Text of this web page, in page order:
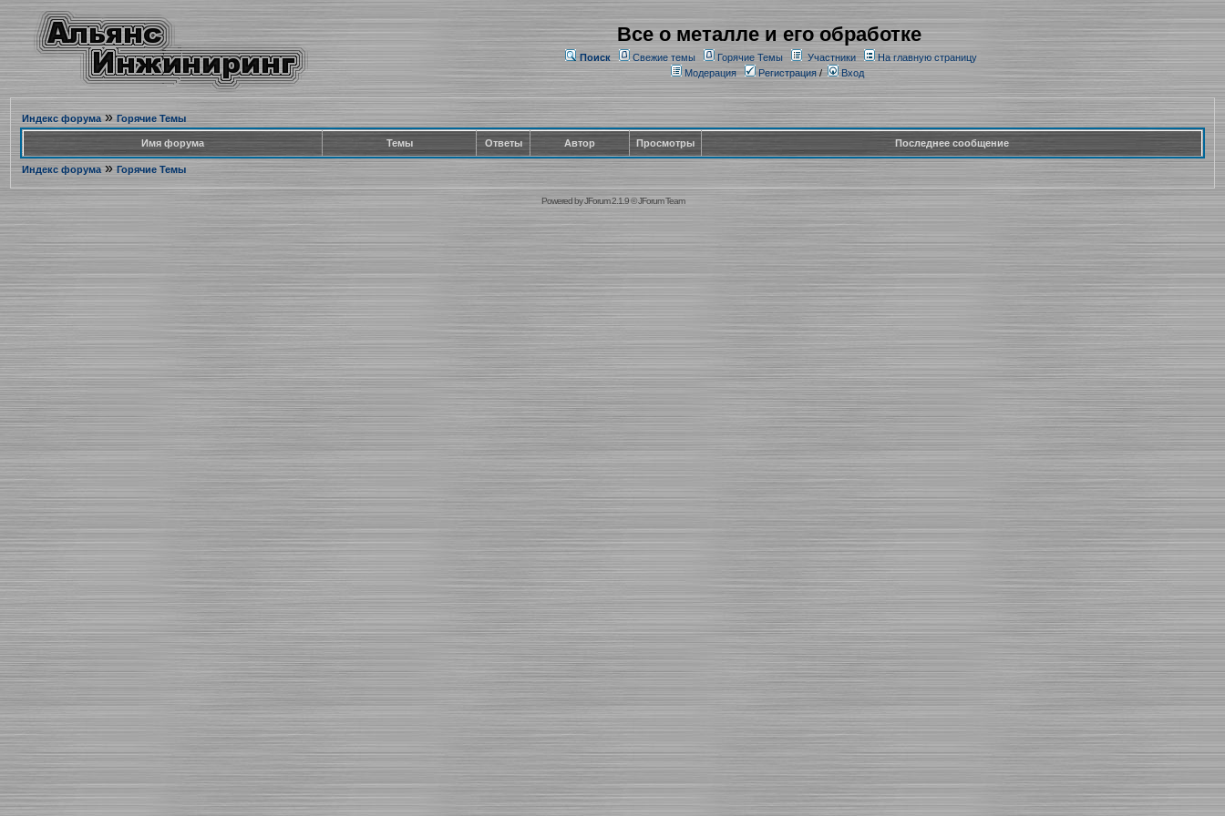
Все о металле и его обработке
Поиск Свежие темы Горячие Темы Участники
На главную страницу
Модерация
Регистрация/ Вход
Индекс форума» Горячие Темы
Имя форума Темы Ответы Автор Просмотры Последнее сообщение
Индекс форума» Горячие Темы
Powered byJForum 2.1.9©JForum Team